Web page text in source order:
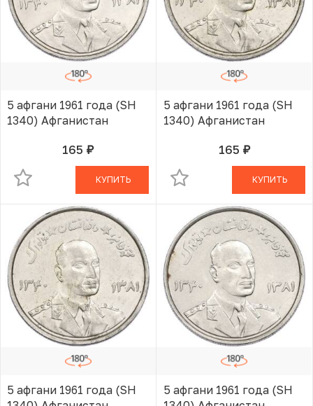
5 афгани 1961 года (SH
1340) Афганистан
165 руб.В КОРЗИНЕ
КУПИТЬ
5 афгани 1961 года (SH
1340) Афганистан
165 руб.В КОРЗИНЕ
КУПИТЬ
5 афгани 1961 года (SH
5 афгани 1961 года (SH